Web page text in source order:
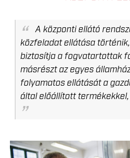
A központi ellátó
közfeladat ellátása
biztosítja a fogvatartottak
másrészt az egyes
folyamatos ellátását a
által előállított